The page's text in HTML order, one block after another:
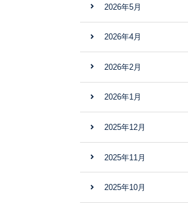
2026年5月
2026年4月
2026年2月
2026年1月
2025年12月
2025年11月
2025年10月